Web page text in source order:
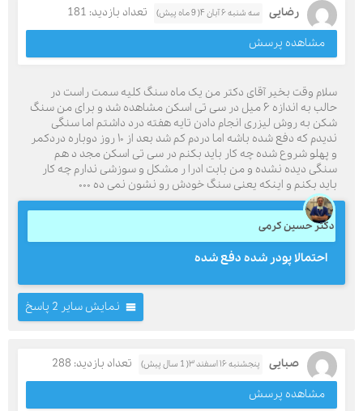
رضایی سه شنبه ۶ آبان ۴( 9 ماه پیش)
تعداد بازدید: 181
مشاهده پرسش
سلام وقت بخیر آقای دکتر من یک ماه سنگ کلیه سمت راست در
حالب به اندازه ۶ میل در سی تی اسکن مشاهده شد و برای من سنگ
شکن به روش لیزری انجام دادن تایه هفته درد داشتم اما سنگی
ندیدم که دفع شده باشه اما دردم کم شد بعد از ۱۰ روز دوباره دردکمر
و پهلو شروع شده چه کار باید بکنم در سی تی اسکن مجد د هم
سنگی دیده نشده و من بابت ادرا ر مشکل و سوزشی ندارم چه کار
باید بکنم و اینکه یعنی سنگ خودش رو نشون نمی ده ۰۰۰
دکتر حسین کرمی
احتمالا پودر شده دفع شده
نمایش سایر 2 پاسخ
صبایی پنجشنبه ۱۶ اسفند ۳( 1 سال پیش)
تعداد بازدید: 288
مشاهده پرسش